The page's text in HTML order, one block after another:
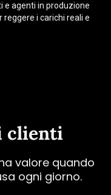
e agenti in produzione
i carichi reali e
clienti
valore quando
ogni giorno.